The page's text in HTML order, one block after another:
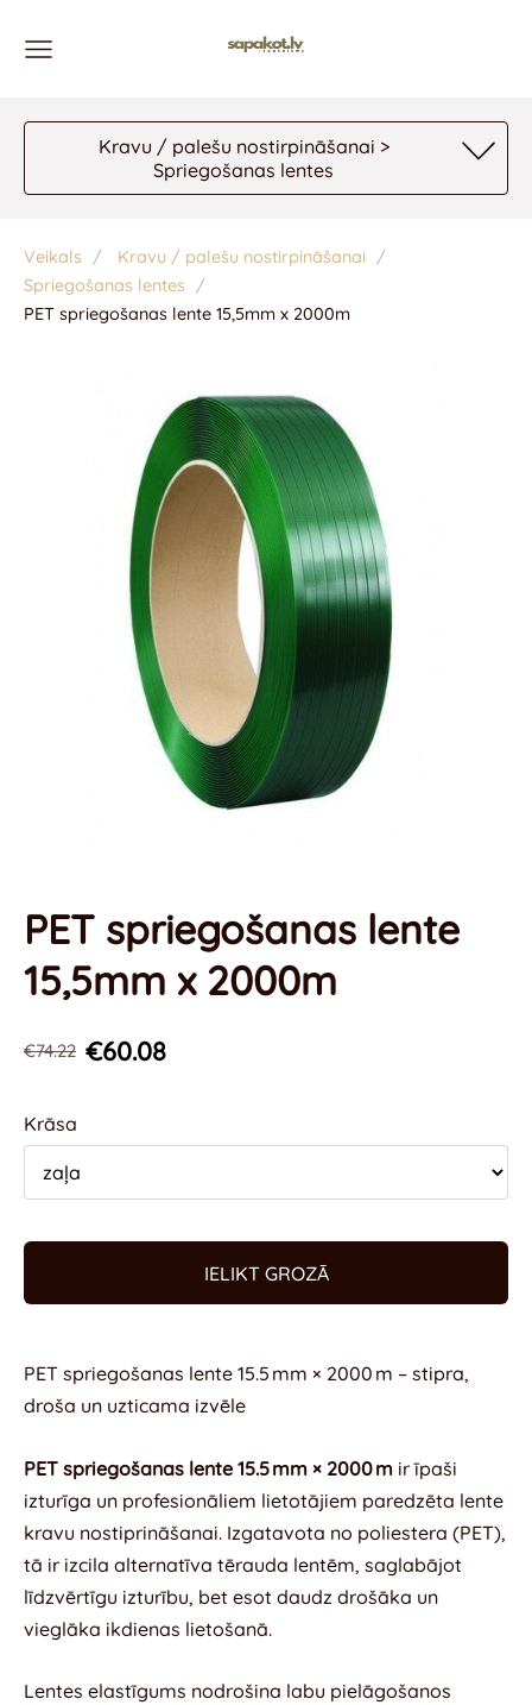
Kravu / palešu nostirpināšanai >
Spriegošanas lentes
Veikals
Kravu / palešu nostirpināšanai
Spriegošanas lentes
PET spriegošanas lente 15,5mm x 2000m
PET spriegošanas lente
15,5mm x 2000m
€74.22 €60.08
Krāsa
IELIKT GROZĀ
PET spriegošanas lente 15.5 mm × 2000 m – stipra,
droša un uzticama izvēle
PET spriegošanas lente 15.5 mm × 2000 m ir īpaši
izturīga un profesionāliem lietotājiem paredzēta lente
kravu nostiprināšanai. Izgatavota no poliestera (PET),
tā ir izcila alternatīva tērauda lentēm, saglabājot
līdzvērtīgu izturību, bet esot daudz drošāka un
vieglāka ikdienas lietošanā.
Lentes elastīgums nodrošina labu pielāgošanos